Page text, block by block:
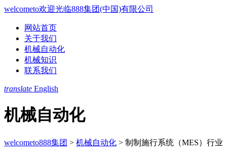
welcometo欢迎光临888集团(中国)有限公司
网站首页
关于我们
机械自动化
机械知识
联系我们
translate English
机械自动化
welcometo888集团 > 机械自动化 > 制制施行系统（MES）行业